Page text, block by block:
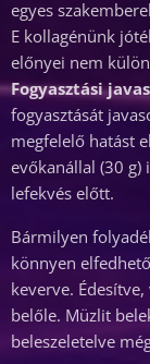
egyes
E kollagénünk
előnyei nem
Fogyasztási
fogyasztását
megfelelő hatást
evőkanállal (30 g)
lefekvés előtt.
Bármilyen
könnyen
keverve.
belőle. Müzlit
beleszeletelve